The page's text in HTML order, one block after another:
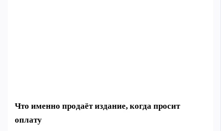
Что именно продаёт издание, когда просит
оплату